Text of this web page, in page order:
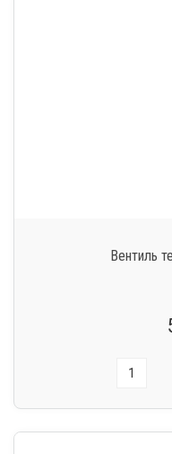
Вентиль